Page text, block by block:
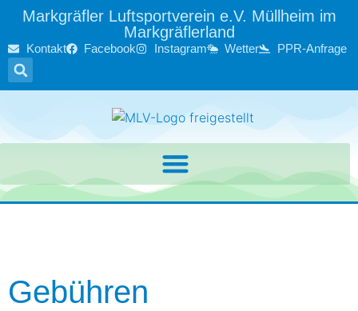
Markgräfler Luftsportverein e.V. Müllheim im
Markgräflerland
Kontakt Facebook Instagram Wetter PPR-Anfrage
Gebühren